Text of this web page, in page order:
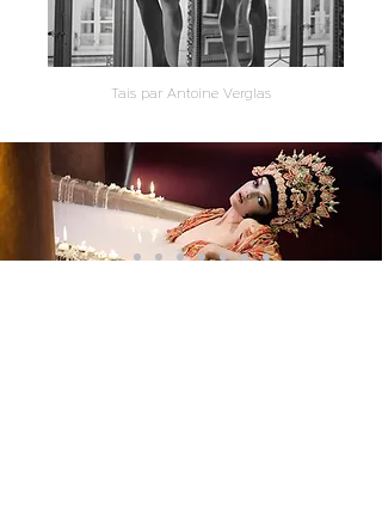
Tais par Antoine Verglas